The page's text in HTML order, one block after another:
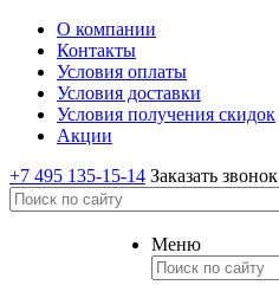
О компании
Контакты
Условия оплаты
Условия доставки
Условия получения скидок
Акции
+7 495 135-15-14 Заказать звонок
Меню